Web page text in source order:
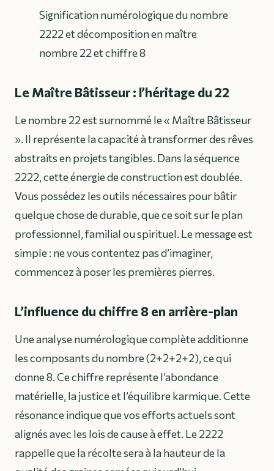
Signification numérologique du nombre
2222 et décomposition en maître
nombre 22 et chiffre 8
Le Maître Bâtisseur : l’héritage du 22
Le nombre 22 est surnommé le « Maître Bâtisseur
». Il représente la capacité à transformer des rêves
abstraits en projets tangibles. Dans la séquence
2222, cette énergie de construction est doublée.
Vous possédez les outils nécessaires pour bâtir
quelque chose de durable, que ce soit sur le plan
professionnel, familial ou spirituel. Le message est
simple : ne vous contentez pas d’imaginer,
commencez à poser les premières pierres.
L’influence du chiffre 8 en arrière-plan
Une analyse numérologique complète additionne
les composants du nombre (2+2+2+2), ce qui
donne 8. Ce chiffre représente l’abondance
matérielle, la justice et l’équilibre karmique. Cette
résonance indique que vos efforts actuels sont
alignés avec les lois de cause à effet. Le 2222
rappelle que la récolte sera à la hauteur de la